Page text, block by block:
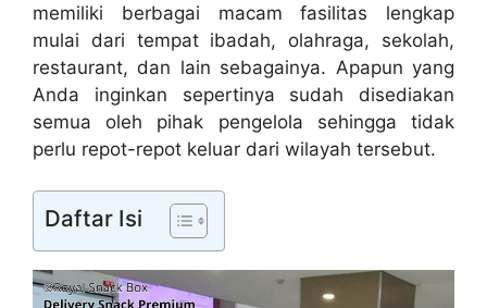
memiliki berbagai macam fasilitas lengkap
mulai dari tempat ibadah, olahraga, sekolah,
restaurant, dan lain sebagainya. Apapun yang
Anda inginkan sepertinya sudah disediakan
semua oleh pihak pengelola sehingga tidak
perlu repot-repot keluar dari wilayah tersebut.
Daftar Isi